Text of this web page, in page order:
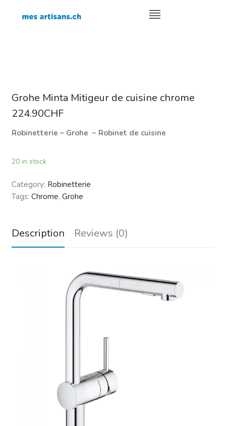
Grohe Minta Mitigeur de cuisine chrome
224.90CHF
Robinetterie – Grohe – Robinet de cuisine
20 in stock
Category: Robinetterie
Tags: Chrome, Grohe
Description Reviews (0)